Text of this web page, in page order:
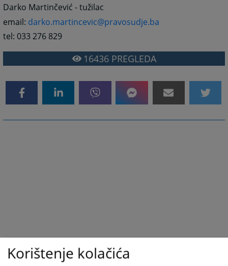
Darko Martinčević - tužilac
email: darko.martincevic@pravosudje.ba
tel: 033 276 829
16436PREGLEDA
Korištenje kolačića